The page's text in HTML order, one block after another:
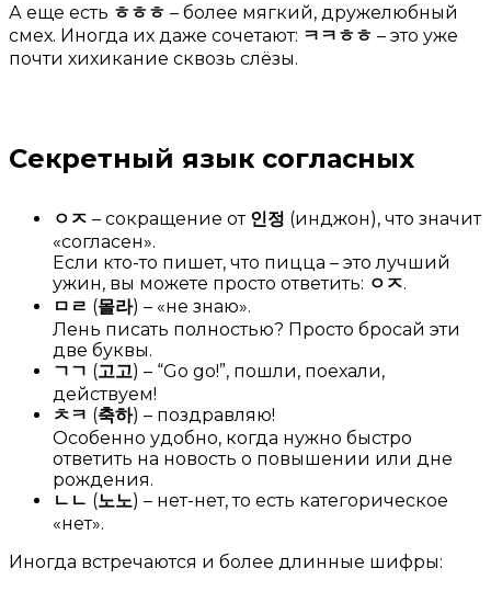
А еще есть ㅎㅎㅎ – более мягкий, дружелюбный
смех. Иногда их даже сочетают: ㅋㅋㅎㅎ – это уже
почти хихикание сквозь слёзы.
Секретный язык согласных
ㅇㅈ – сокращение от 인정 (инджон), что значит
«согласен».
Если кто-то пишет, что пицца – это лучший
ужин, вы можете просто ответить: ㅇㅈ.
ㅁㄹ (몰라) – «не знаю».
Лень писать полностью? Просто бросай эти
две буквы.
ㄱㄱ (고고) – “Go go!”, пошли, поехали,
действуем!
ㅊㅋ (축하) – поздравляю!
Особенно удобно, когда нужно быстро
ответить на новость о повышении или дне
рождения.
ㄴㄴ (노노) – нет-нет, то есть категорическое
«нет».
Иногда встречаются и более длинные шифры: